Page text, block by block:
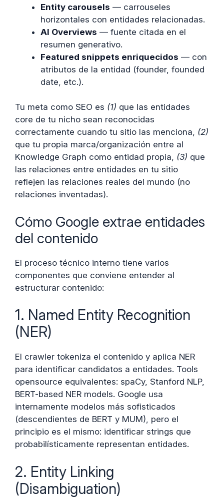
Entity carousels — carrouseles
horizontales con entidades relacionadas.
AI Overviews — fuente citada en el
resumen generativo.
Featured snippets enriquecidos — con
atributos de la entidad (founder, founded
date, etc.).
Tu meta como SEO es (1) que las entidades
core de tu nicho sean reconocidas
correctamente cuando tu sitio las menciona, (2)
que tu propia marca/organización entre al
Knowledge Graph como entidad propia, (3) que
las relaciones entre entidades en tu sitio
reflejen las relaciones reales del mundo (no
relaciones inventadas).
Cómo Google extrae entidades
del contenido
El proceso técnico interno tiene varios
componentes que conviene entender al
estructurar contenido:
1. Named Entity Recognition
(NER)
El crawler tokeniza el contenido y aplica NER
para identificar candidatos a entidades. Tools
opensource equivalentes: spaCy, Stanford NLP,
BERT-based NER models. Google usa
internamente modelos más sofisticados
(descendientes de BERT y MUM), pero el
principio es el mismo: identificar strings que
probabilísticamente representan entidades.
2. Entity Linking
(Disambiguation)